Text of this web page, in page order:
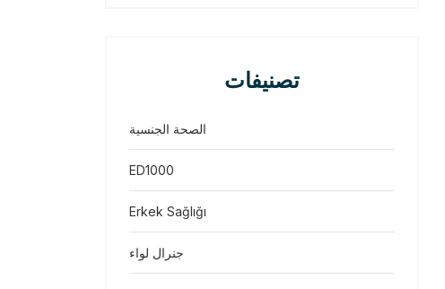
تصنيفات
الصحة الجنسية
ED1000
Erkek Sağlığı
جنرال لواء